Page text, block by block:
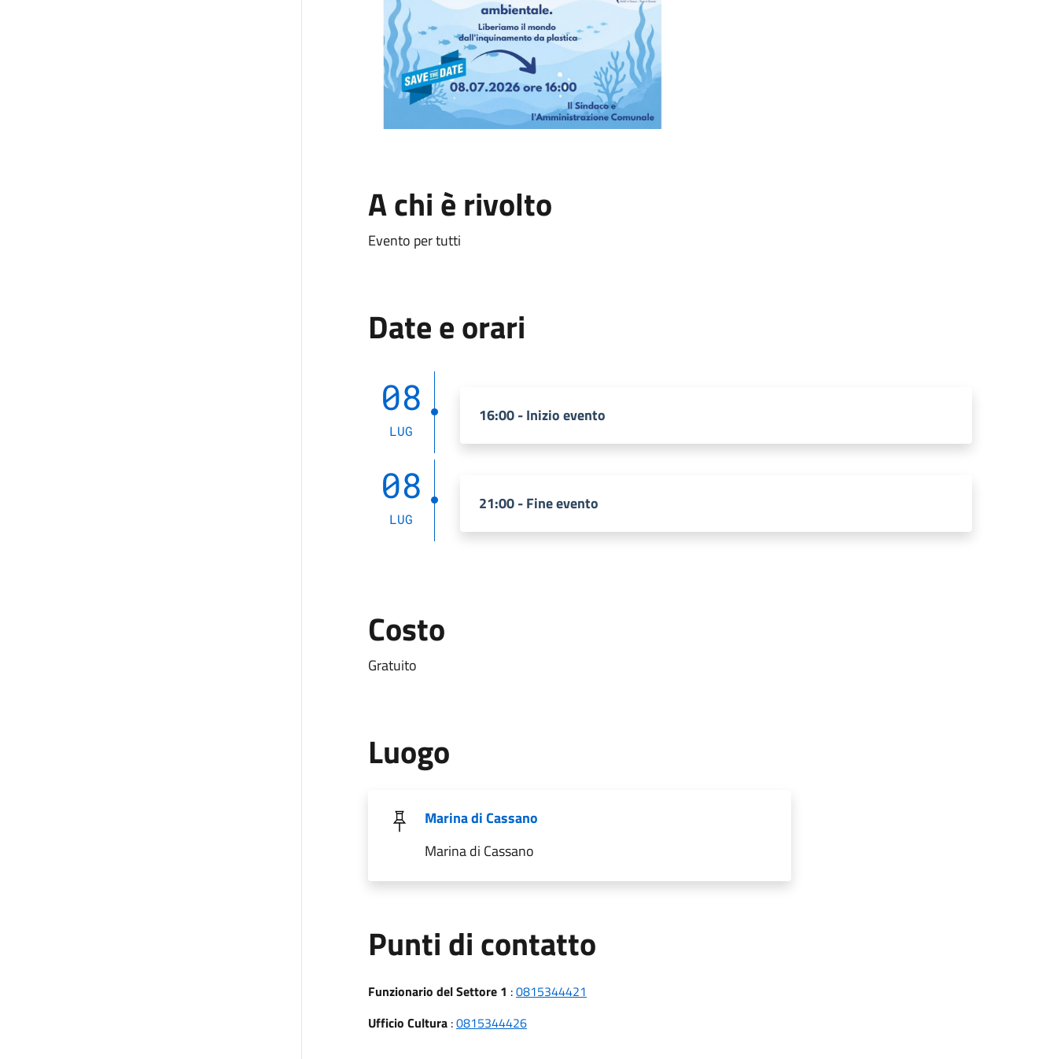
A chi è rivolto
Evento per tutti
Date e orari
08
LUG
16:00 - Inizio evento
08
LUG
21:00 - Fine evento
Costo
Gratuito
Luogo
Marina di Cassano
Marina di Cassano
Punti di contatto
Funzionario del Settore 1 :0815344421
Ufficio Cultura:0815344426